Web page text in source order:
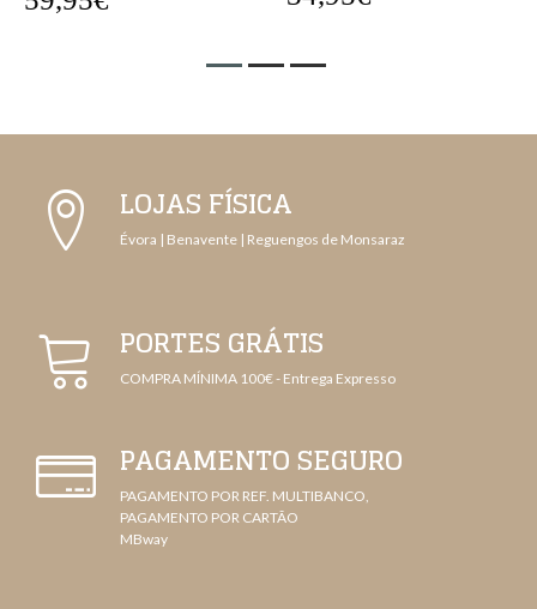
LOJAS FÍSICA
Évora | Benavente | Reguengos de Monsaraz
PORTES GRÁTIS
COMPRA MÍNIMA 100€ - Entrega Expresso
PAGAMENTO SEGURO
PAGAMENTO POR REF. MULTIBANCO,
PAGAMENTO POR CARTÃO
MBway